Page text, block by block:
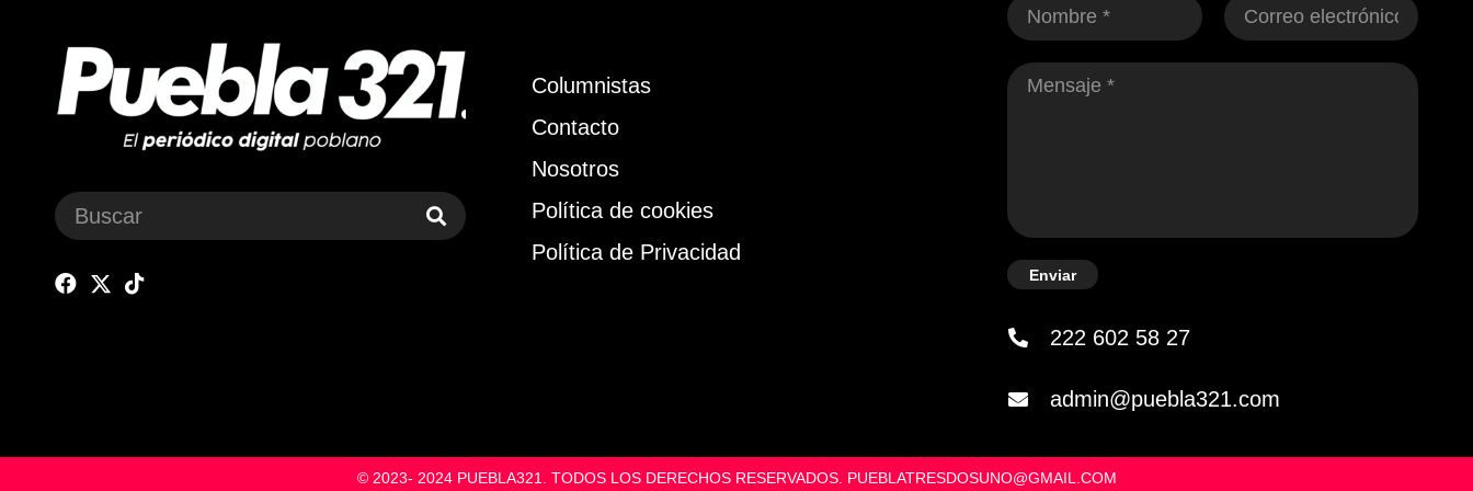
Columnistas
Contacto
Nosotros
Política de cookies
Política de Privacidad
Enviar
222 602 58 27
admin@puebla321.com
© 2023- 2024 PUEBLA321. TODOS LOS DERECHOS RESERVADOS. PUEBLATRESDOSUNO@GMAIL.COM